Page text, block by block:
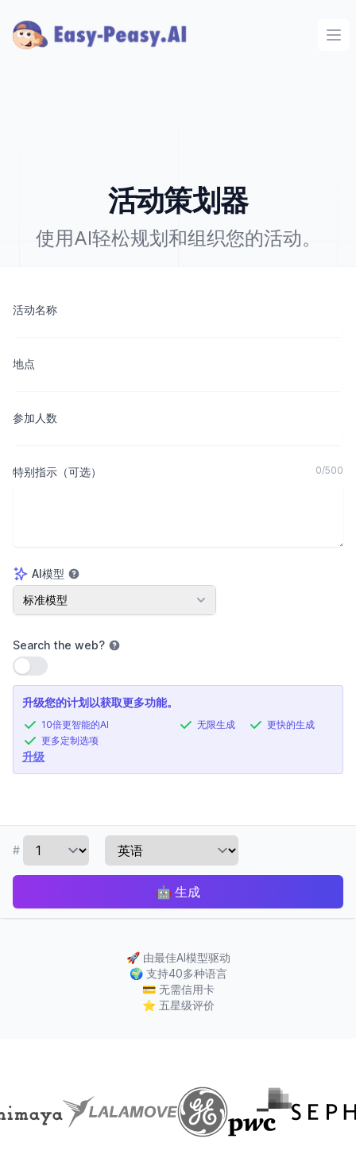
活动策划器
使用AI轻松规划和组织您的活动。
活动名称
地点
参加人数
特别指示（可选） 0/500
AI模型
AI模型
标准模型
Search the web?
使用设置
升级您的计划以获取更多功能。
10倍更智能的AI
更多定制选项
无限生成 更快的生成
升级
#
🤖 生成
🚀 由最佳AI模型驱动
🌍 支持40多种语言
💳 无需信用卡
⭐ 五星级评价